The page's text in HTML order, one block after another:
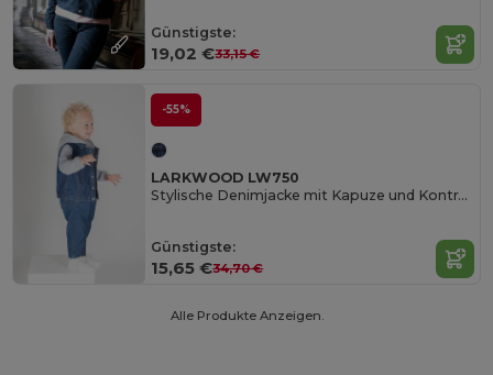
Günstigste:
19,02 €33,15 €
-55%
LARKWOOD LW750
Stylische Denimjacke mit Kapuze und Kontrastärmeln
Günstigste:
15,65 €34,70 €
Alle Produkte Anzeigen.